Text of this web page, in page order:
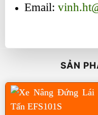
Email:
SẢN